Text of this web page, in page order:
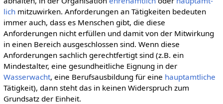
lichmitzuwirken. Anforderungen an Tätigkeiten bedeuten
immer auch, dass es Menschen gibt, die diese
Anforderungen nicht erfüllen und damit von der Mitwirkung
in einen Bereich ausgeschlossen sind. Wenn diese
Anforderungen sachlich gerechtfertigt sind (z.B. ein
Mindestalter, eine gesundheitliche Eignung in der
Wasserwacht, eine Berufsausbildung für eine haupt­amtliche
Tätigkeit), dann steht das in keinen Widerspruch zum
Grundsatz der Einheit.